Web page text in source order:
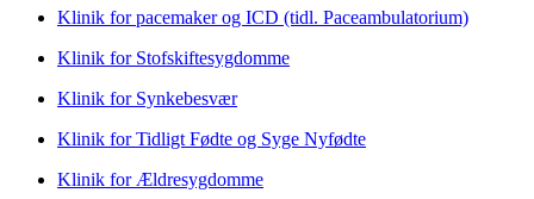
Klinik for pacemaker og ICD (tidl. Paceambulatorium)
Klinik for Stofskiftesygdomme
Klinik for Synkebesvær
Klinik for Tidligt Fødte og Syge Nyfødte
Klinik for Ældresygdomme